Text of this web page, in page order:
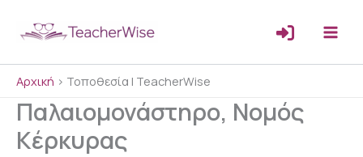
Αρχική > Τοποθεσία | TeacherWise
Παλαιομονάστηρο, Νομός
Κέρκυρας